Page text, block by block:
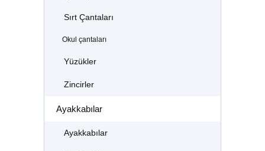
Sırt Çantaları
Okul çantaları
Yüzükler
Zincirler
Ayakkabılar
Ayakkabılar